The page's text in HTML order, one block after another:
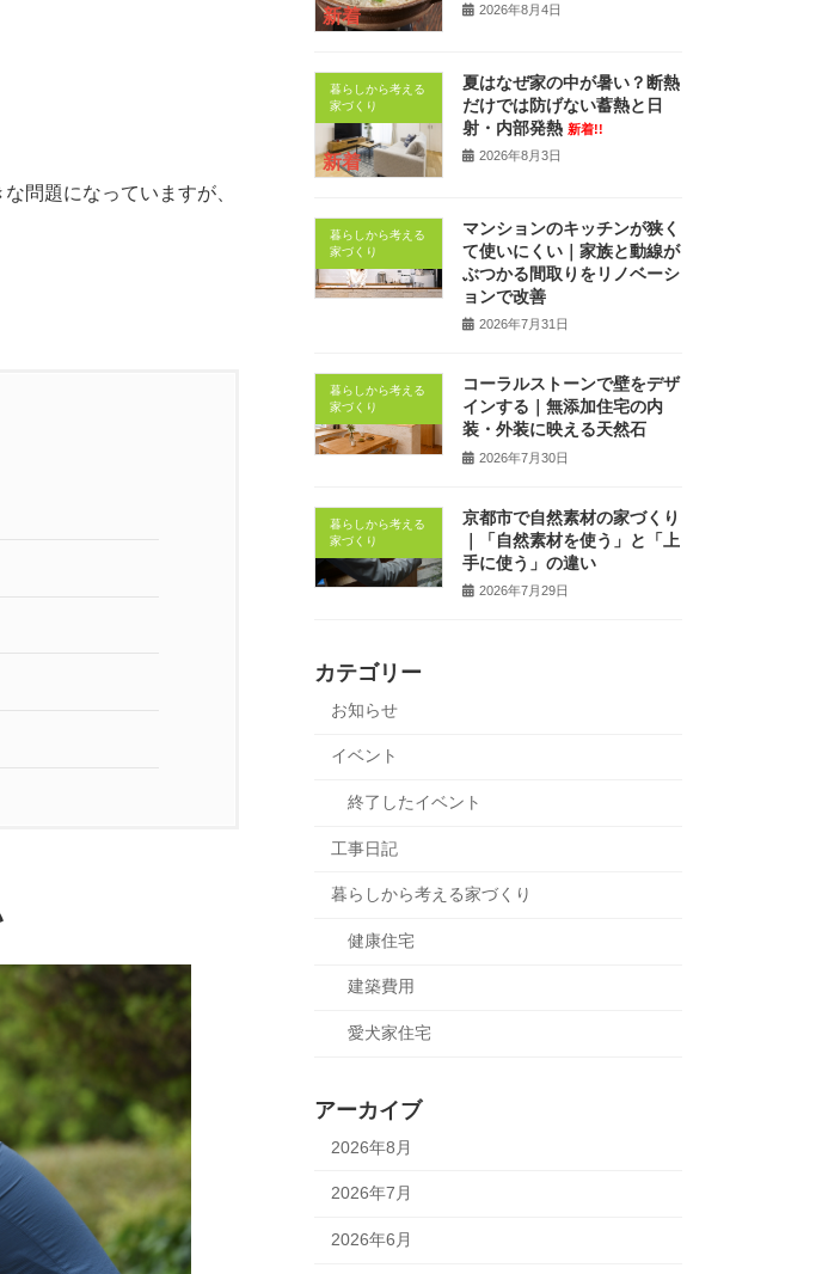
問題になっていますが、
新着
2026年8月4日
暮らしから考える
家づくり
新着
夏はなぜ家の中が暑い？断熱
だけでは防げない蓄熱と日
射・内部発熱 新着!!
2026年8月3日
暮らしから考える
家づくり
マンションのキッチンが狭く
て使いにくい｜家族と動線が
ぶつかる間取りをリノベーシ
ョンで改善
2026年7月31日
暮らしから考える
家づくり
コーラルストーンで壁をデザ
インする｜無添加住宅の内
装・外装に映える天然石
2026年7月30日
暮らしから考える
家づくり
京都市で自然素材の家づくり
｜「自然素材を使う」と「上
手に使う」の違い
2026年7月29日
カテゴリー
お知らせ
イベント
終了したイベント
工事日記
暮らしから考える家づくり
健康住宅
建築費用
愛犬家住宅
アーカイブ
2026年8月
2026年7月
2026年6月